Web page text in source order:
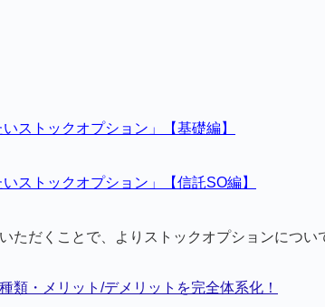
ストックオプション」【基礎編】
ストックオプション」【信託SO編】
ただくことで、よりストックオプションについ
類・メリット/デメリットを完全体系化！